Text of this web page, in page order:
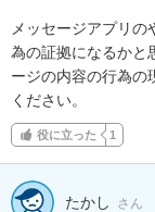
メッセージアプリ
為の証拠になるかと
ージの内容の行為の
ください。
役に立った 1
たかし さん